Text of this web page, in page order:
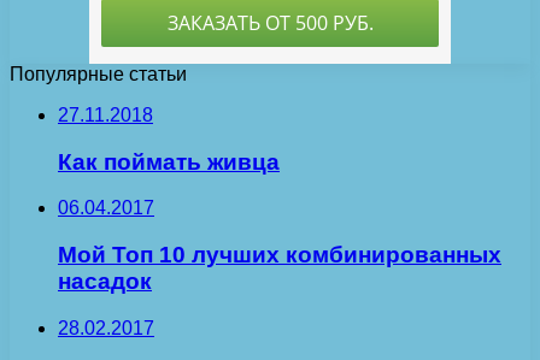
Популярные статьи
27.11.2018
Как поймать живца
06.04.2017
Мой Топ 10 лучших комбинированных
насадок
28.02.2017